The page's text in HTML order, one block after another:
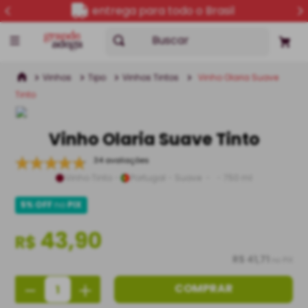
entrega para todo o Brasil
Buscar
Vinhos Tipo Vinhos Tintos
Vinho Olaria Suave
Tinto
Vinho Olaria Suave Tinto
34 avaliações
5% OFFnoPIX
R$43,90
R$ 41,71
＋
－ COMPRAR